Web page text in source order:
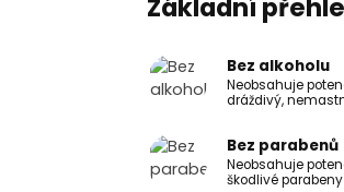
Základní
Bez alkoholu
Neobsahuje
dráždivý,
Bez parabenů
Neobsahuje
škodlivé parabeny